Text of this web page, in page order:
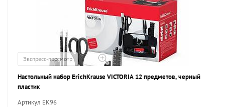
Экспресс-просмотр
Настольный набор ErichKrause VICTORIA 12 предметов, черный
пластик
Артикул EK96